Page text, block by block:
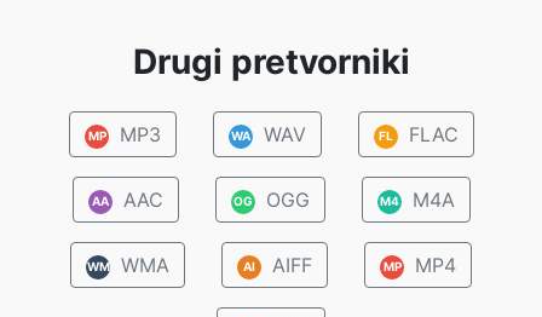
Drugi pretvorniki
MP MP3 WA WAV FL FLAC
AA AAC OG OGG M4 M4A
WM WMA AI AIFF MP MP4